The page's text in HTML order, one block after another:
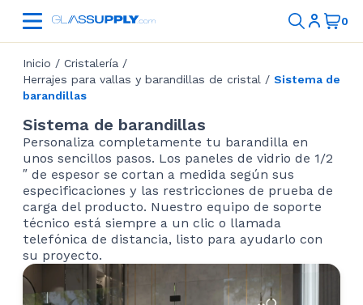
Inicio / Cristalería /
Herrajes para vallas y barandillas de cristal / Sistema de
barandillas
Sistema de barandillas
Personaliza completamente tu barandilla en
unos sencillos pasos. Los paneles de vidrio de 1/2
″ de espesor se cortan a medida según sus
especificaciones y las restricciones de prueba de
carga del producto. Nuestro equipo de soporte
técnico está siempre a un clic o llamada
telefónica de distancia, listo para ayudarlo con
su proyecto.